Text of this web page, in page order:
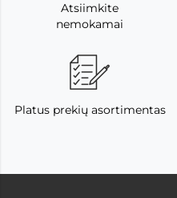
Atsiimkite
nemokamai
Platus prekių asortimentas